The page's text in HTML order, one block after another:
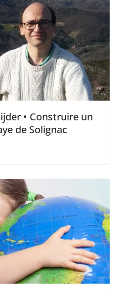
• Construire un
de Solignac